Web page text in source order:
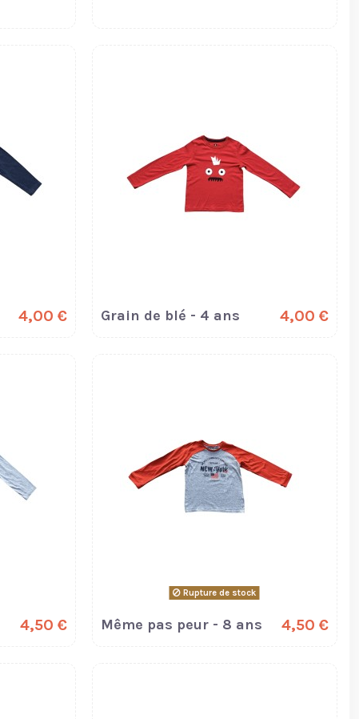
4,00 € Grain de blé - 4 ans 4,00 €
4,50 €
Rupture de stock
Même pas peur - 8 ans 4,50 €